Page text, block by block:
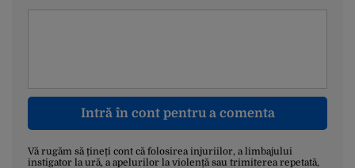
Intră în cont pentru a comenta
Vă rugăm să țineți cont că folosirea injuriilor, a limbajului
instigator la ură, a apelurilor la violență sau trimiterea repetată,